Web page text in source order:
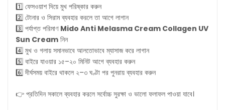
1️⃣ ফেসওয়াশ দিয়ে মুখ পরিষ্কার করুন
2️⃣ টোনার ও সিরাম ব্যবহার করলে তা আগে লাগান
3️⃣ পর্যাপ্ত পরিমাণ Mido Anti Melasma Cream Collagen UV
Sun Cream নিন
4️⃣ মুখ ও গলায় সমানভাবে আলতোভাবে ম্যাসাজ করে লাগান
5️⃣ বাইরে যাওয়ার ১৫–২০ মিনিট আগে ব্যবহার করুন
6️⃣ দীর্ঘসময় বাইরে থাকলে ২–৩ ঘণ্টা পর পুনরায় ব্যবহার করুন
👉 প্রতিদিন সকালে ব্যবহার করলে সর্বোচ্চ সুরক্ষা ও ভালো ফলাফল পাওয়া যাবে।